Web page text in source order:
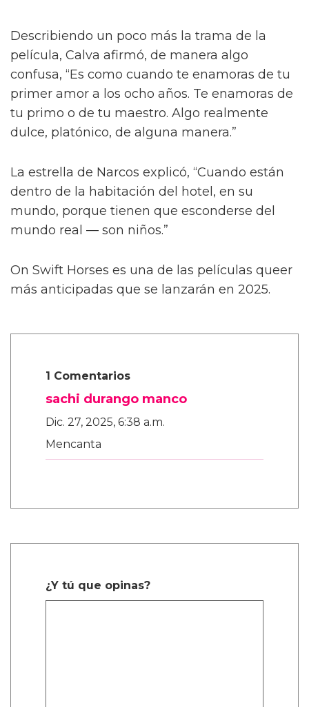
Describiendo un poco más la trama de la
película, Calva afirmó, de manera algo
confusa, “Es como cuando te enamoras de tu
primer amor a los ocho años. Te enamoras de
tu primo o de tu maestro. Algo realmente
dulce, platónico, de alguna manera.”
La estrella de Narcos explicó, “Cuando están
dentro de la habitación del hotel, en su
mundo, porque tienen que esconderse del
mundo real — son niños.”
On Swift Horses es una de las películas queer
más anticipadas que se lanzarán en 2025.
1 Comentarios
sachi durango manco
Dic. 27, 2025, 6:38 a.m.
Mencanta
¿Y tú que opinas?